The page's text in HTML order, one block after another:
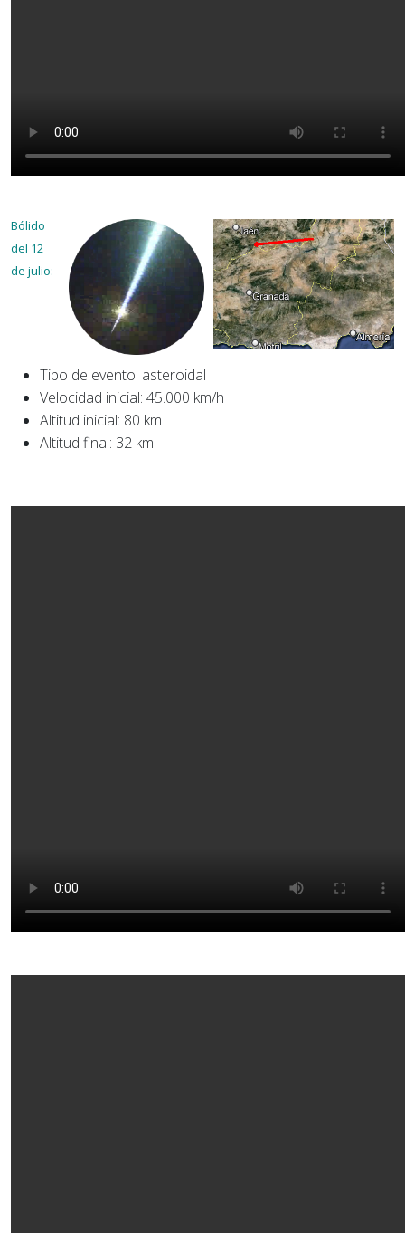
Bólido
del 12
de julio:
Tipo de evento: asteroidal
Velocidad inicial: 45.000 km/h
Altitud inicial: 80 km
Altitud final: 32 km